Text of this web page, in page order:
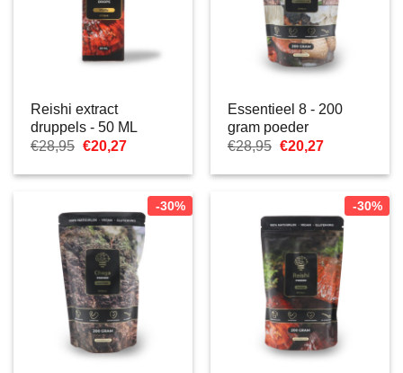
Reishi extract
druppels - 50 ML
€28,95 Oorspronkelijke
was:
€20,27Huidige
is:
Essentieel 8 - 200
gram poeder
€28,95 Oorspronkelijke
was:
€20,27Huidige
is:
-30% -30%